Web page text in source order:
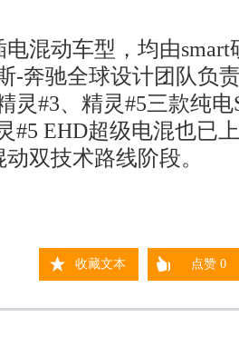
电混动车型，均由
-奔驰全球设计团队负
灵#3、精灵#5三款纯
EHD超级电混也已
双技术路线阶段。
收藏文本 点赞0